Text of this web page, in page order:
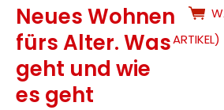
Neues Wohnen
fürs Alter. Was
geht und wie
es geht
ARTIKEL)